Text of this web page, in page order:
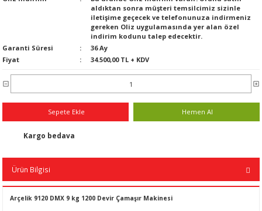
Yağlı Radyatörler
aldıktan sonra müşteri temsilcimiz sizinle
iletişime geçecek ve telefonunuza indirmeniz
gereken Oliz uygulamasında yer alan özel
indirim kodunu talep edecektir.
Garanti Süresi
36 Ay
Fiyat
34.500,00 TL + KDV
Sepete Ekle Hemen Al
Kargo bedava
Ürün Bilgisi
Arçelik 9120 DMX 9 kg 1200 Devir Çamaşır Makinesi